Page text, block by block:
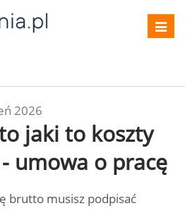
2026
jaki to koszty
umowa o pracę
brutto musisz podpisać